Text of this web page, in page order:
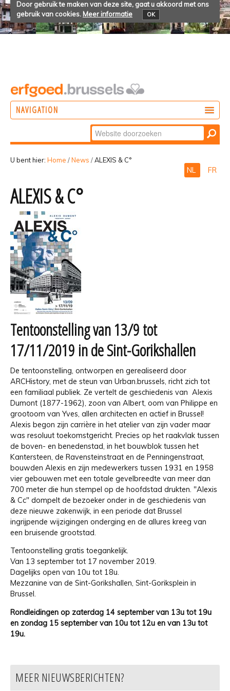
Door gebruik te maken van deze site, gaat u akkoord met ons
gebruik van cookies. Meer informatie OK
NAVIGATION
Zoek
Geavanceerd
zoeken...
U bent hier: Home /News /ALEXIS & C°
NL FR
ALEXIS & C°
Tentoonstelling van 13/9 tot
17/11/2019 in de Sint-Gorikshallen
De tentoonstelling, ontworpen en gerealiseerd door
ARCHistory, met de steun van Urban.brussels, richt zich tot
een familiaal publiek. Ze vertelt de geschiedenis van Alexis
Dumont (1877-1962), zoon van Albert, oom van Philippe en
grootoom van Yves, allen architecten en actief in Brussel!
Alexis begon zijn carrière in het atelier van zijn vader maar
was resoluut toekomstgericht. Precies op het raakvlak tussen
de boven- en benedenstad, in het bouwblok tussen het
Kantersteen, de Ravensteinstraat en de Penningenstraat,
bouwden Alexis en zijn medewerkers tussen 1931 en 1958
vier gebouwen met een totale gevelbreedte van meer dan
700 meter die hun stempel op de hoofdstad drukten. "Alexis
& Cc" dompelt de bezoeker onder in de geschiedenis van
deze nieuwe zakenwijk, in een periode dat Brussel
ingrijpende wijzigingen onderging en de allures kreeg van
een bruisende grootstad.
Tentoonstelling gratis toegankelijk.
Van 13 september tot 17 november 2019.
Dagelijks open van 10u tot 18u.
Mezzanine van de Sint-Gorikshallen, Sint-Goriksplein in
Brussel.
Rondleidingen op zaterdag 14 september van 13u tot 19u
en zondag 15 september van 10u tot 12u en van 13u tot
19u.
MEER NIEUWSBERICHTEN?